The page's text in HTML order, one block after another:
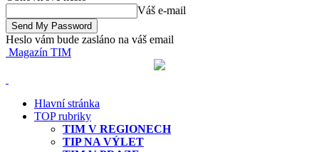
Váš e-mail
Heslo vám bude zasláno na váš email
Magazín TIM
Hlavní stránka
TOP rubriky
TIM V REGIONECH
TIP NA VÝLET